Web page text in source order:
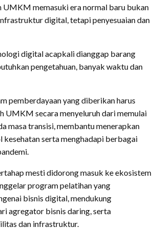
UMKM memasuki era normal baru bukan
digital, tetapi penyesuaian dan
digital acapkali dianggap barang
pengetahuan, banyak waktu dan
pemberdayaan yang diberikan harus
UMKM secara menyeluruh dari memulai
masa transisi, membantu menerapkan
serta menghadapi berbagai
mesti didorong masuk ke ekosistem
program pelatihan yang
bisnis digital, mendukung
agregator bisnis daring, serta
dan infrastruktur.